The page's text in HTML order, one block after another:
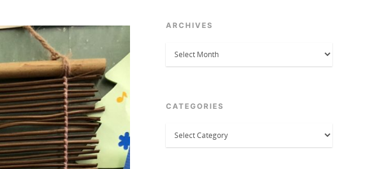
ARCHIVES
Archives
CATEGORIES
Categories